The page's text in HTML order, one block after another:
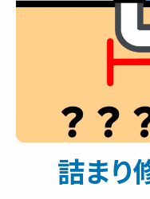
詰まり